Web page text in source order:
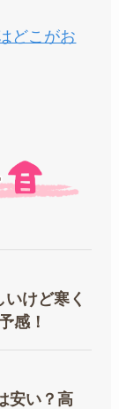
どこがお
いけど寒く
感！
安い？高